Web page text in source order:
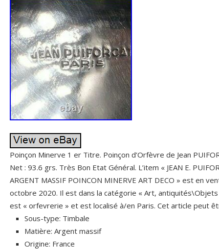
Poinçon Minerve 1 er Titre. Poinçon d’Orfèvre de Jean
Net : 93.6 grs. Très Bon Etat Général. L’item « JEAN E.
ARGENT MASSIF POINCON MINERVE ART DECO » est en
octobre 2020. Il est dans la catégorie « Art,
est « orfevrerie » et est localisé à/en Paris. Cet article peut
Sous-type: Timbale
Matière: Argent massif
Origine: France